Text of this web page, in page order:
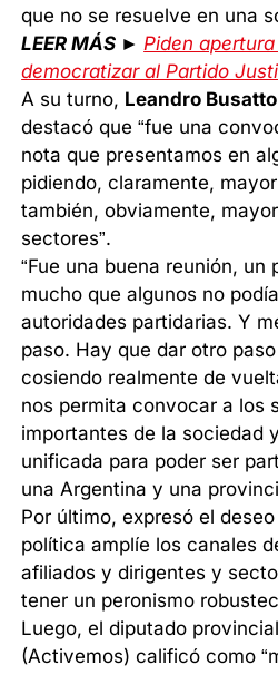
que no se resuelve en una
LEER MÁS ► Piden
democratizar al Partido
A su turno, Leandro Busatto
destacó que “fue una
nota que presentamos en
pidiendo, claramente,
también, obviamente,
sectores”.
“Fue una buena reunión, un
mucho que algunos no
autoridades partidarias. Y
paso. Hay que dar otro
cosiendo realmente de
nos permita convocar a los
importantes de la sociedad
unificada para poder ser
una Argentina y una
Por último, expresó el
política amplíe los canales
afiliados y dirigentes y
tener un peronismo
Luego, el diputado provincial
(Activemos) calificó como